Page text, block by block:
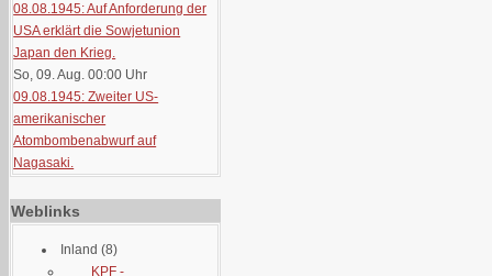
08.08.1945: Auf Anforderung der
USA erklärt die Sowjetunion
Japan den Krieg.
So, 09. Aug. 00:00 Uhr
09.08.1945: Zweiter US-
amerikanischer
Atombombenabwurf auf
Nagasaki.
Weblinks
Inland (8)
KPF -